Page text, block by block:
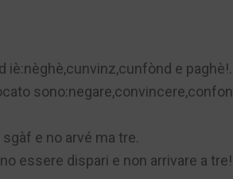
iè:nèghè,cunvinz,cunfònd e paghè!.
e no arvé ma tre.
essere dispari e non arrivare a